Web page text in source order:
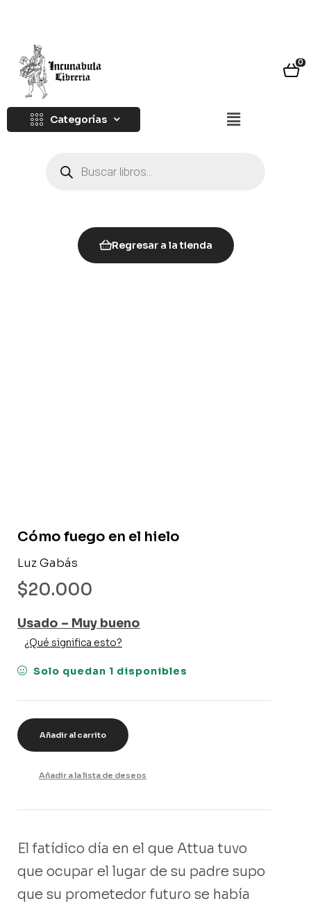
0
Categorías
Regresar a la tienda
Cómo fuego en el hielo
Luz Gabás
$20.000
Usado – Muy bueno
¿Qué significa esto?
Solo quedan 1 disponibles
Añadir al carrito
Añadir a la lista de deseos
El fatídico día en el que Attua tuvo
que ocupar el lugar de su padre supo
que su prometedor futuro se había